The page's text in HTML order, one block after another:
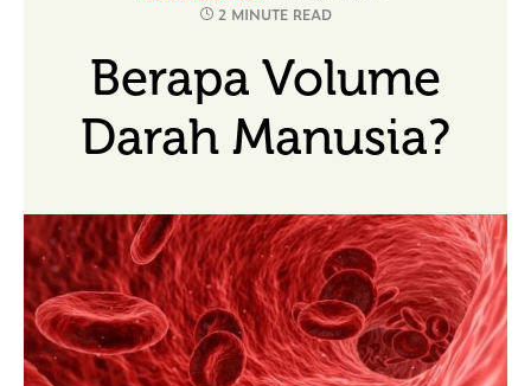
2 MINUTE READ
Berapa Volume
Darah Manusia?